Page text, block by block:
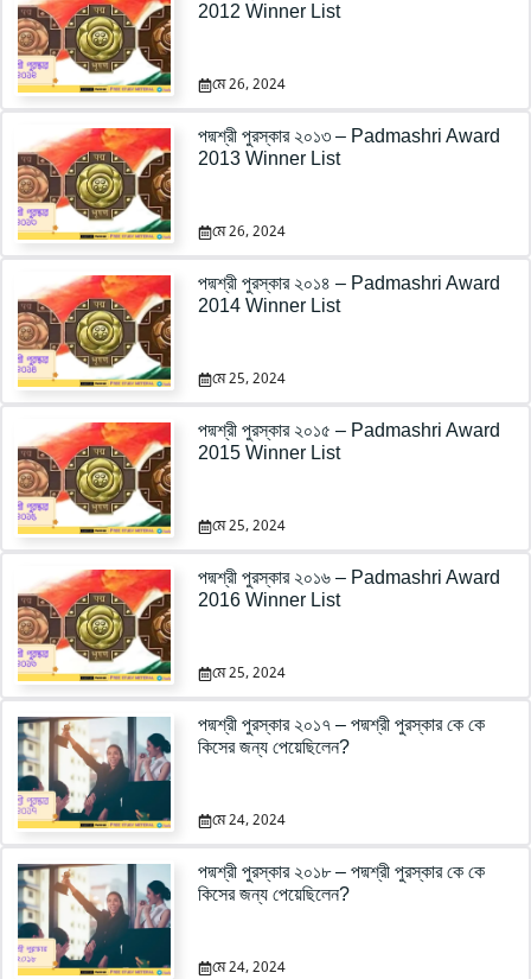
2012 Winner List
মে 26, 2024
পদ্মশ্রী পুরস্কার ২০১৩ – Padmashri Award
2013 Winner List
মে 26, 2024
পদ্মশ্রী পুরস্কার ২০১৪ – Padmashri Award
2014 Winner List
মে 25, 2024
পদ্মশ্রী পুরস্কার ২০১৫ – Padmashri Award
2015 Winner List
মে 25, 2024
পদ্মশ্রী পুরস্কার ২০১৬ – Padmashri Award
2016 Winner List
মে 25, 2024
পদ্মশ্রী পুরস্কার ২০১৭ – পদ্মশ্রী পুরস্কার কে কে
কিসের জন্য পেয়েছিলেন?
মে 24, 2024
পদ্মশ্রী পুরস্কার ২০১৮ – পদ্মশ্রী পুরস্কার কে কে
কিসের জন্য পেয়েছিলেন?
মে 24, 2024